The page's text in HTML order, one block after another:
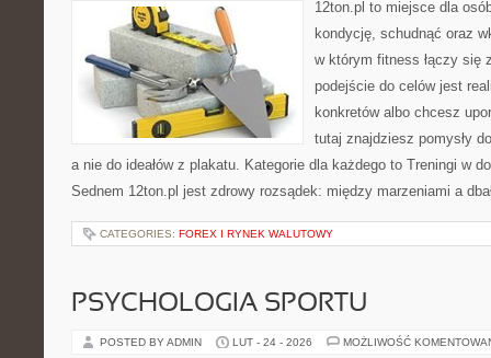
12ton.pl to miejsce dla
kondycję, schudnąć oraz
w którym fitness łączy się
podejście do celów jest
konkretów albo chcesz
tutaj znajdziesz pomysły
a nie do ideałów z plakatu. Kategorie dla każdego to Treningi w
Sednem 12ton.pl jest zdrowy rozsądek: między marzeniami a
CATEGORIES: FOREX I RYNEK WALUTOWY
PSYCHOLOGIA SPORTU
POSTED BY ADMIN LUT - 24 - 2026 MOŻLIWOŚĆ